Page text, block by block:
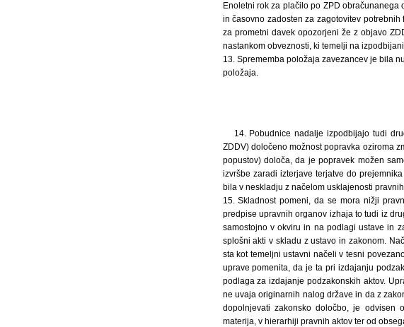
Enoletni rok za plačilo po ZPD
in časovno zadosten za zagotovitev
za prometni davek opozorjeni že z objavo
nastankom obveznosti, ki temelji na
13. Sprememba položaja zavezancev je bila
položaja.
14. Pobudnice nadalje izpodbijajo tudi
ZDDV) določeno možnost popravka oziroma
popustov) določa, da je popravek možen
izvršbe zaradi izterjave terjatve do
bila v neskladju z načelom usklajenosti
15. Skladnost pomeni, da se mora nižji
predpise upravnih organov izhaja to tudi iz
samostojno v okviru in na podlagi ustave in
splošni akti v skladu z ustavo in zakonom.
sta kot temeljni ustavni načeli v tesni
uprave pomenita, da je ta pri izdajanju
podlaga za izdajanje podzakonskih aktov.
ne uvaja originarnih nalog države in da z
dopolnjevati zakonsko določbo, je odvisen
materija, v hierarhiji pravnih aktov ter od